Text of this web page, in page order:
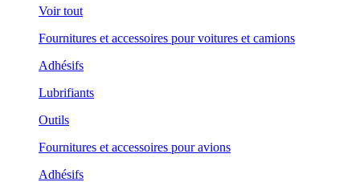
Voir tout
Fournitures et accessoires pour voitures et camions
Adhésifs
Lubrifiants
Outils
Fournitures et accessoires pour avions
Adhésifs